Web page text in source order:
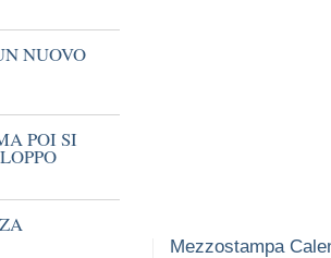
Mezzostampa
NUOVO
POI SI